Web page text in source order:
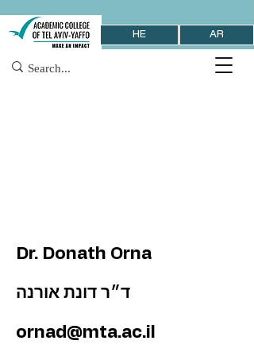
HE AR
Dr. Donath Orna
ד״ר דונת אורנה
ornad@mta.ac.il